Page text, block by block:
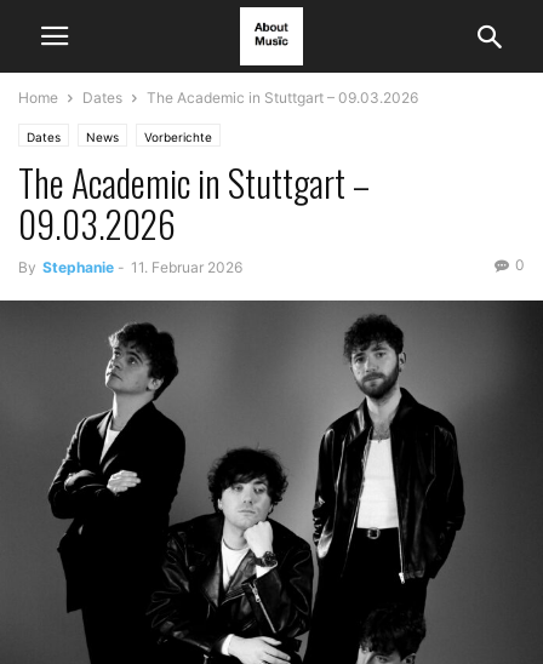
Home Dates The Academic in Stuttgart – 09.03.2026
Dates News Vorberichte
The Academic in Stuttgart –
09.03.2026
By Stephanie - 11. Februar 2026 0